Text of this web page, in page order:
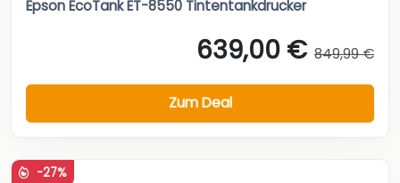
Epson EcoTank ET-8550 Tintentankdrucker
639,00 € 849,99 €
Zum Deal
-27%